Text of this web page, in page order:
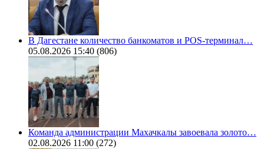
В Дагестане количество банкоматов и POS-терминал…
05.08.2026 15:40 (806)
Команда администрации Махачкалы завоевала золото…
02.08.2026 11:00 (272)